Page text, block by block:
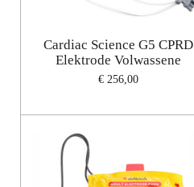
Cardiac Science G5 CPRD
Elektrode Volwassene
€ 256,00